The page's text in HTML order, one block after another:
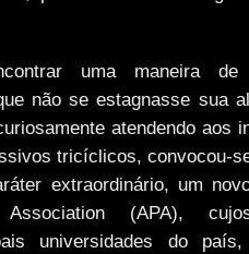
uma maneira de
não se estagnasse sua
atendendo aos
tricíclicos, convocou-
extraordinário, um
(APA),
universidades do